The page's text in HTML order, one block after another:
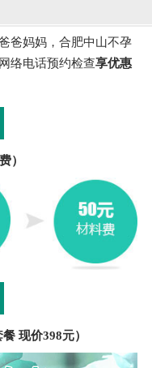
爸妈妈，合肥中山不孕
络电话预约检查享优惠
）
现价398元）